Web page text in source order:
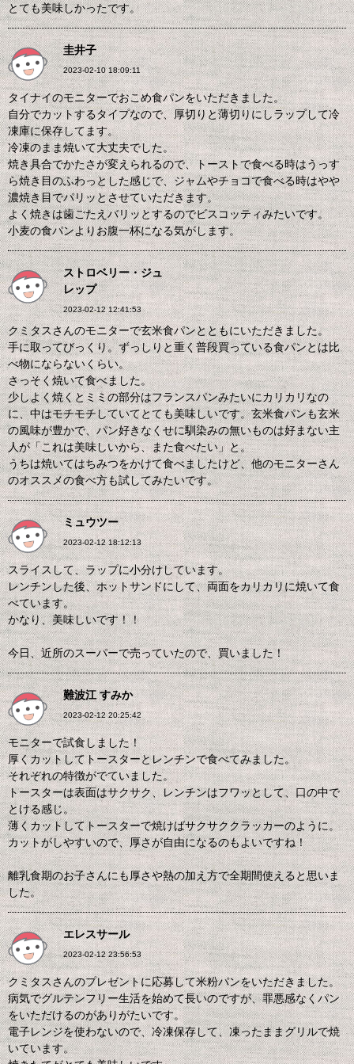
とても美味しかったです。
圭井子
2023-02-10 18:09:11
タイナイのモニターでおこめ食パンをいただきました。
自分でカットするタイプなので、厚切りと薄切りにしラップして冷
凍庫に保存してます。
冷凍のまま焼いて大丈夫でした。
焼き具合でかたさが変えられるので、トーストで食べる時はうっす
ら焼き目のふわっとした感じで、ジャムやチョコで食べる時はやや
濃焼き目でパリッとさせていただきます。
よく焼きは歯ごたえバリッとするのでビスコッティみたいです。
小麦の食パンよりお腹一杯になる気がします。
ストロベリー・ジュ
レップ
2023-02-12 12:41:53
クミタスさんのモニターで玄米食パンとともにいただきました。
手に取ってびっくり。ずっしりと重く普段買っている食パンとは比
べ物にならないくらい。
さっそく焼いて食べました。
少しよく焼くとミミの部分はフランスパンみたいにカリカリなの
に、中はモチモチしていてとても美味しいです。玄米食パンも玄米
の風味が豊かで、パン好きなくせに馴染みの無いものは好まない主
人が「これは美味しいから、また食べたい」と。
うちは焼いてはちみつをかけて食べましたけど、他のモニターさん
のオススメの食べ方も試してみたいです。
ミュウツー
2023-02-12 18:12:13
スライスして、ラップに小分けしています。
レンチンした後、ホットサンドにして、両面をカリカリに焼いて食
べています。
かなり、美味しいです！！
今日、近所のスーパーで売っていたので、買いました！
難波江 すみか
2023-02-12 20:25:42
モニターで試食しました！
厚くカットしてトースターとレンチンで食べてみました。
それぞれの特徴がでていました。
トースターは表面はサクサク、レンチンはフワッとして、口の中で
とける感じ。
薄くカットしてトースターで焼けばサクサククラッカーのように。
カットがしやすいので、厚さが自由になるのもよいですね！
離乳食期のお子さんにも厚さや熱の加え方で全期間使えると思いま
した。
エレスサール
2023-02-12 23:56:53
クミタスさんのプレゼントに応募して米粉パンをいただきました。
病気でグルテンフリー生活を始めて長いのですが、罪悪感なくパン
をいただけるのがありがたいです。
電子レンジを使わないので、冷凍保存して、凍ったままグリルで焼
いています。